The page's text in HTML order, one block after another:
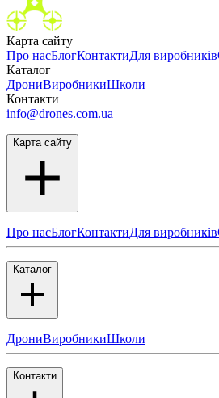
Карта сайту
Про насБлогКонтактиДля виробників
Каталог
ДрониВиробникиШколи
Контакти
info@drones.com.ua
Карта сайту
Про насБлогКонтактиДля виробників
Каталог
ДрониВиробникиШколи
Контакти